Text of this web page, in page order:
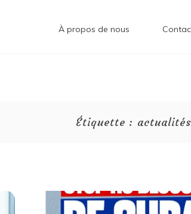
À propos de nous
Étiquette : actualités